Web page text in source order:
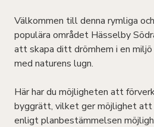
Välkommen till denna rymliga
populära området Hässelby
att skapa ditt drömhem i en
med naturens lugn.
Här har du möjligheten att
byggrätt, vilket ger möjlighet att
enligt planbestämmelsen